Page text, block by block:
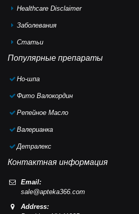
Healthcare Disclaimer
Заболевания
Статьи
Популярные препараты
Но-шпа
Фито Валокордин
Репейное Масло
Валерианка
Детралекс
Контактная информация
Email:
sale@apteka366.com
Address: